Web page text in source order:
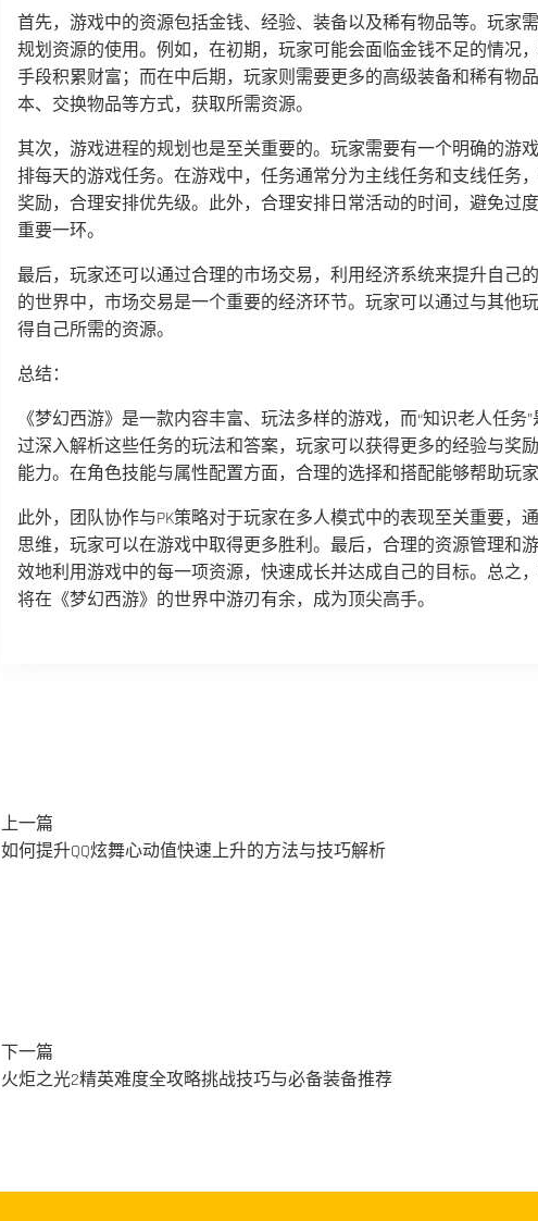
首先，游戏中的资源包括金钱、经验、装备以及稀有物品等。玩家
规划资源的使用。例如，在初期，玩家可能会面临金钱不足的情况
手段积累财富；而在中后期，玩家则需要更多的高级装备和稀有物
本、交换物品等方式，获取所需资源。
其次，游戏进程的规划也是至关重要的。玩家需要有一个明确的游
排每天的游戏任务。在游戏中，任务通常分为主线任务和支线任务
奖励，合理安排优先级。此外，合理安排日常活动的时间，避免过
重要一环。
最后，玩家还可以通过合理的市场交易，利用经济系统来提升自己
的世界中，市场交易是一个重要的经济环节。玩家可以通过与其他
得自己所需的资源。
总结：
《梦幻西游》是一款内容丰富、玩法多样的游戏，而“知识老人任务
过深入解析这些任务的玩法和答案，玩家可以获得更多的经验与奖
能力。在角色技能与属性配置方面，合理的选择和搭配能够帮助玩
此外，团队协作与PK策略对于玩家在多人模式中的表现至关重要，
思维，玩家可以在游戏中取得更多胜利。最后，合理的资源管理和
效地利用游戏中的每一项资源，快速成长并达成自己的目标。总之
将在《梦幻西游》的世界中游刃有余，成为顶尖高手。
上一篇
如何提升QQ炫舞心动值快速上升的方法与技巧解析
下一篇
火炬之光2精英难度全攻略挑战技巧与必备装备推荐